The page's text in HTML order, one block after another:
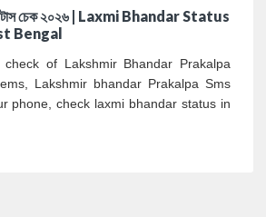
স্ট্যাটাস চেক ২০২৬ | Laxmi Bhandar Status
Bengal
check of Lakshmir Bhandar Prakalpa
Lakshmir bhandar Prakalpa Sms
phone, check laxmi bhandar status in